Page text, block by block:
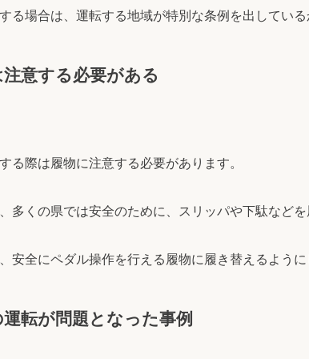
る場合は、運転する地域が特別な条例を出している
意する必要がある
る際は履物に注意する必要があります。
多くの県では安全のために、スリッパや下駄など
安全にペダル操作を行える履物に履き替えるように
転が問題となった事例